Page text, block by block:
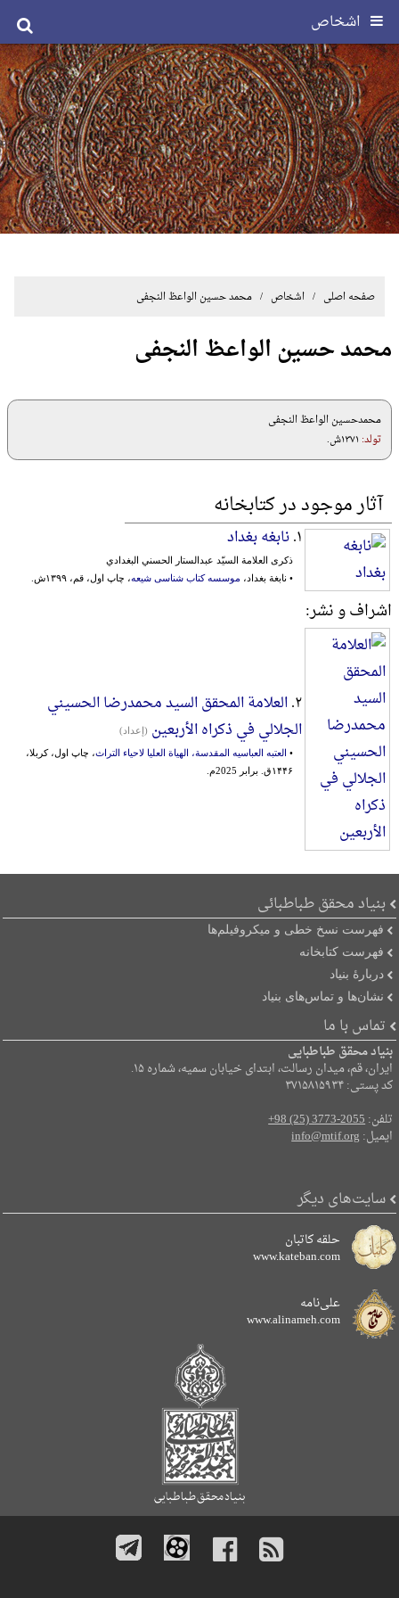
اشخاص
صفحه اصلی / اشخاص / محمد حسین الواعظ النجفی
محمد حسین الواعظ النجفی
محمدحسین الواعظ النجفی
تولد:
آثار موجود در کتابخانه
۱. نابغه بغداد
ذکری العلامة السیّد عبدالستار الحسني البغدادي
• نابغة بغداد، موسسه کتاب شناسی شیعه، چاپ اول، قم، ۱۳۹۹ش.
اشراف و نشر:
۲. العلامة المحقق السيد محمدرضا الحسيني
الجلالي في ذکراه الأربعین (إعداد)
• العتبه العباسیه المقدسة، الهیاة العلیا لاحیاء التراث، چاپ اول، کربلا،
۱۴۴۶ق. برابر 2025م.
بنیاد محقق طباطبائی
فهرست نسخ خطی و میکروفیلم‌ها
فهرست کتابخانه
دربارۀ بنیاد
نشان‌ها و تماس‌های بنیاد
تماس با ما
بنیاد محقق طباطبایی
ایران، قم، میدان رسالت، ابتدای خیابان سمیه، شماره ۱۵.
کد پستی: ۳۷۱۵۸۱۵۹۳۴
تلفن:+98 (25) 3773-2055
ایمیل:info@mtif.org
سایت‌های دیگر
حلقه کاتبان
www.kateban.com
علی‌نامه
www.alinameh.com